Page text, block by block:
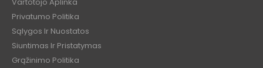
Privatumo Politika
Sąlygos Ir Nuostatos
Siuntimas Ir Pristatymas
Grąžinimo Politika